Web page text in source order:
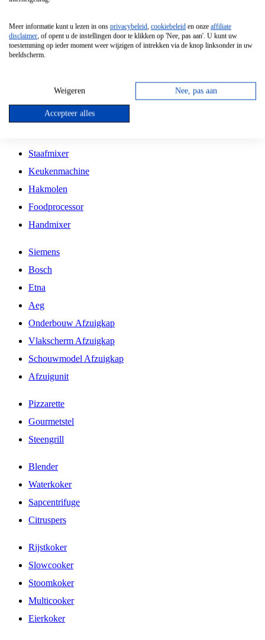
Vrijstaande Magnetron
Vrijstaande Kookplaat
Inbouw Gaskookplaat
Inbouw Keramische Kookplaat
Kookplaat Accessoires
Staafmixer
Keukenmachine
Hakmolen
Foodprocessor
Handmixer
Siemens
Bosch
Etna
Aeg
Onderbouw Afzuigkap
Vlakscherm Afzuigkap
Schouwmodel Afzuigkap
Afzuigunit
Pizzarette
Gourmetstel
Steengrill
Blender
Waterkoker
Sapcentrifuge
Citruspers
Rijstkoker
Slowcooker
Stoomkoker
Multicooker
Eierkoker
Meer informatie kunt u lezen in ons privacybeleid, cookiebeleid en onze affiliate
disclaimer, of opent u de instellingen door te klikken op 'Nee, pas aan'. U kunt uw
toestemming op ieder moment weer wijzigen of intrekken via de knop linksonder in uw
beeldscherm.
Weigeren Nee, pas aan
Accepteer alles